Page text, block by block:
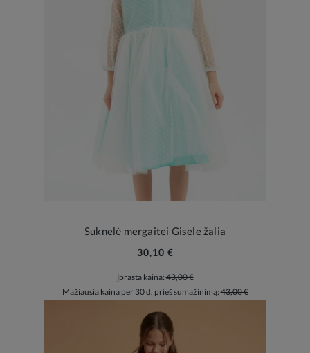
Suknelė mergaitei Gisele žalia
30,10 €
Įprasta kaina:43,00 €
Mažiausia kaina per 30 d. prieš sumažinimą:43,00 €